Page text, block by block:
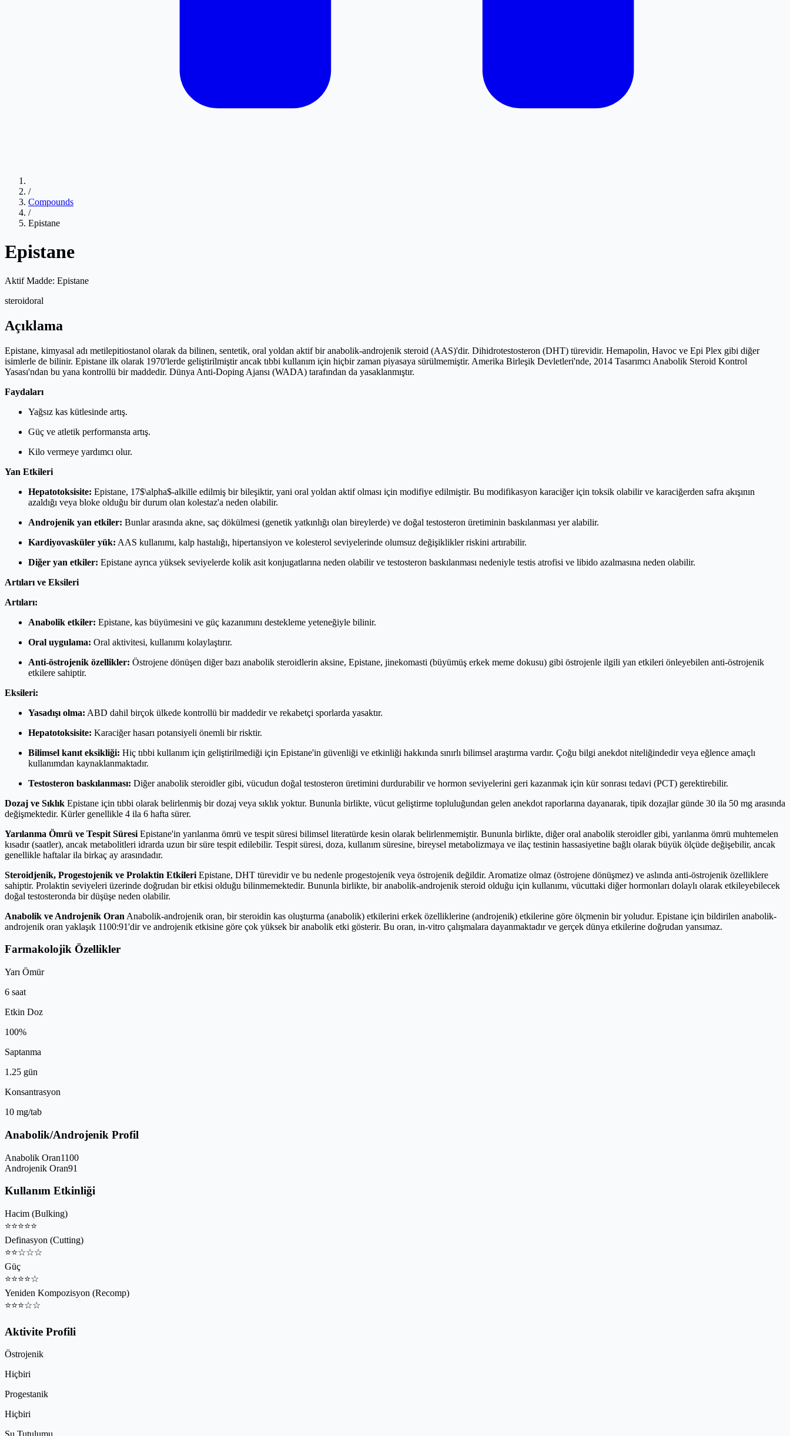
/
Compounds
/
Epistane
Epistane
Aktif Madde: Epistane
steroidoral
Açıklama
Epistane, kimyasal adı metilepitiostanol olarak da bilinen, sentetik, oral yoldan aktif bir anabolik-androjenik steroid (AAS)'dir. Dihidrotestosteron (DHT) türevidir. Hemapolin, Havoc ve Epi Plex gibi diğer
isimlerle de bilinir. Epistane ilk olarak 1970'lerde geliştirilmiştir ancak tıbbi kullanım için hiçbir zaman piyasaya sürülmemiştir. Amerika Birleşik Devletleri'nde, 2014 Tasarımcı Anabolik Steroid Kontrol
Yasası'ndan bu yana kontrollü bir maddedir. Dünya Anti-Doping Ajansı (WADA) tarafından da yasaklanmıştır.
Faydaları
Yağsız kas kütlesinde artış.
Güç ve atletik performansta artış.
Kilo vermeye yardımcı olur.
Yan Etkileri
Hepatotoksisite: Epistane, 17$\alpha$-alkille edilmiş bir bileşiktir, yani oral yoldan aktif olması için modifiye edilmiştir. Bu modifikasyon karaciğer için toksik olabilir ve karaciğerden safra akışının
azaldığı veya bloke olduğu bir durum olan kolestaz'a neden olabilir.
Androjenik yan etkiler: Bunlar arasında akne, saç dökülmesi (genetik yatkınlığı olan bireylerde) ve doğal testosteron üretiminin baskılanması yer alabilir.
Kardiyovasküler yük: AAS kullanımı, kalp hastalığı, hipertansiyon ve kolesterol seviyelerinde olumsuz değişiklikler riskini artırabilir.
Diğer yan etkiler: Epistane ayrıca yüksek seviyelerde kolik asit konjugatlarına neden olabilir ve testosteron baskılanması nedeniyle testis atrofisi ve libido azalmasına neden olabilir.
Artıları ve Eksileri
Artıları:
Anabolik etkiler: Epistane, kas büyümesini ve güç kazanımını destekleme yeteneğiyle bilinir.
Oral uygulama: Oral aktivitesi, kullanımı kolaylaştırır.
Anti-östrojenik özellikler: Östrojene dönüşen diğer bazı anabolik steroidlerin aksine, Epistane, jinekomasti (büyümüş erkek meme dokusu) gibi östrojenle ilgili yan etkileri önleyebilen anti-östrojenik
etkilere sahiptir.
Eksileri:
Yasadışı olma: ABD dahil birçok ülkede kontrollü bir maddedir ve rekabetçi sporlarda yasaktır.
Hepatotoksisite: Karaciğer hasarı potansiyeli önemli bir risktir.
Bilimsel kanıt eksikliği: Hiç tıbbi kullanım için geliştirilmediği için Epistane'in güvenliği ve etkinliği hakkında sınırlı bilimsel araştırma vardır. Çoğu bilgi anekdot niteliğindedir veya eğlence amaçlı
kullanımdan kaynaklanmaktadır.
Testosteron baskılanması: Diğer anabolik steroidler gibi, vücudun doğal testosteron üretimini durdurabilir ve hormon seviyelerini geri kazanmak için kür sonrası tedavi (PCT) gerektirebilir.
Dozaj ve Sıklık Epistane için tıbbi olarak belirlenmiş bir dozaj veya sıklık yoktur. Bununla birlikte, vücut geliştirme topluluğundan gelen anekdot raporlarına dayanarak, tipik dozajlar günde 30 ila 50 mg arasında
değişmektedir. Kürler genellikle 4 ila 6 hafta sürer.
Yarılanma Ömrü ve Tespit Süresi Epistane'in yarılanma ömrü ve tespit süresi bilimsel literatürde kesin olarak belirlenmemiştir. Bununla birlikte, diğer oral anabolik steroidler gibi, yarılanma ömrü muhtemelen
kısadır (saatler), ancak metabolitleri idrarda uzun bir süre tespit edilebilir. Tespit süresi, doza, kullanım süresine, bireysel metabolizmaya ve ilaç testinin hassasiyetine bağlı olarak büyük ölçüde değişebilir, ancak
genellikle haftalar ila birkaç ay arasındadır.
Steroidjenik, Progestojenik ve Prolaktin Etkileri Epistane, DHT türevidir ve bu nedenle progestojenik veya östrojenik değildir. Aromatize olmaz (östrojene dönüşmez) ve aslında anti-östrojenik özelliklere
sahiptir. Prolaktin seviyeleri üzerinde doğrudan bir etkisi olduğu bilinmemektedir. Bununla birlikte, bir anabolik-androjenik steroid olduğu için kullanımı, vücuttaki diğer hormonları dolaylı olarak etkileyebilecek
doğal testosteronda bir düşüşe neden olabilir.
Anabolik ve Androjenik Oran Anabolik-androjenik oran, bir steroidin kas oluşturma (anabolik) etkilerini erkek özelliklerine (androjenik) etkilerine göre ölçmenin bir yoludur. Epistane için bildirilen anabolik-
androjenik oran yaklaşık 1100:91'dir ve androjenik etkisine göre çok yüksek bir anabolik etki gösterir. Bu oran, in-vitro çalışmalara dayanmaktadır ve gerçek dünya etkilerine doğrudan yansımaz.
Farmakolojik Özellikler
Yarı Ömür
6 saat
Etkin Doz
100%
Saptanma
1.25 gün
Konsantrasyon
10 mg/tab
Anabolik/Androjenik Profil
Anabolik Oran1100
Androjenik Oran91
Kullanım Etkinliği
Hacim (Bulking)
⭐⭐⭐⭐⭐
Definasyon (Cutting)
⭐⭐☆☆☆
Güç
⭐⭐⭐⭐☆
Yeniden Kompozisyon (Recomp)
⭐⭐⭐☆☆
Aktivite Profili
Östrojenik
Hiçbiri
Progestanik
Hiçbiri